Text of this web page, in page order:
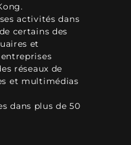
activités dans
certains des
et
réseaux de
et multimédias
dans plus de 50